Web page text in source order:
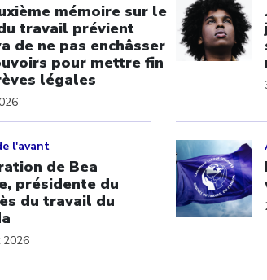
mémoire sur le
travail prévient
de ne pas enchâsser
pour mettre fin
légales
l'avant
de Bea
présidente du
du travail du